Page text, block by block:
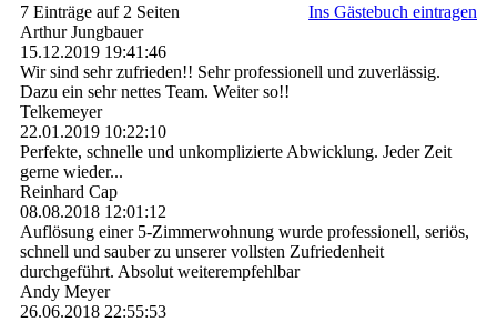
7 Einträge auf 2 Seiten
Ins Gästebuch eintragen
Arthur Jungbauer
15.12.2019 19:41:46
Wir sind sehr zufrieden!! Sehr professionell und zuverlässig.
Dazu ein sehr nettes Team. Weiter so!!
Telkemeyer
22.01.2019 10:22:10
Perfekte, schnelle und unkomplizierte Abwicklung. Jeder Zeit
gerne wieder...
Reinhard Cap
08.08.2018 12:01:12
Auflösung einer 5-Zimmerwohnung wurde professionell, seriös,
schnell und sauber zu unserer vollsten Zufriedenheit
durchgeführt. Absolut weiterempfehlbar
Andy Meyer
26.06.2018 22:55:53